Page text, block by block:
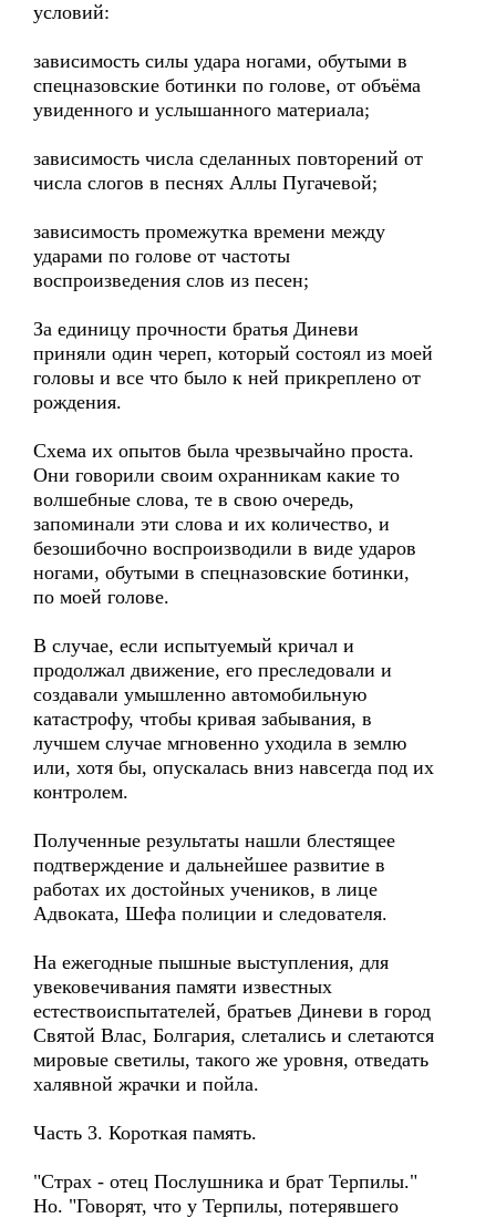
условий:
зависимость силы удара ногами, обутыми в
спецназовские ботинки по голове, от объёма
увиденного и услышанного материала;
зависимость числа сделанных повторений от
числа слогов в песнях Аллы Пугачевой;
зависимость промежутка времени между
ударами по голове от частоты
воспроизведения слов из песен;
За единицу прочности братья Диневи
приняли один череп, который состоял из моей
головы и все что было к ней прикреплено от
рождения.
Схема их опытов была чрезвычайно проста.
Они говорили своим охранникам какие то
волшебные слова, те в свою очередь,
запоминали эти слова и их количество, и
безошибочно воспроизводили в виде ударов
ногами, обутыми в спецназовские ботинки,
по моей голове.
В случае, если испытуемый кричал и
продолжал движение, его преследовали и
создавали умышленно автомобильную
катастрофу, чтобы кривая забывания, в
лучшем случае мгновенно уходила в землю
или, хотя бы, опускалась вниз навсегда под их
контролем.
Полученные результаты нашли блестящее
подтверждение и дальнейшее развитие в
работах их достойных учеников, в лице
Адвоката, Шефа полиции и следователя.
На ежегодные пышные выступления, для
увековечивания памяти известных
естествоиспытателей, братьев Диневи в город
Святой Влас, Болгария, слетались и слетаются
мировые светилы, такого же уровня, отведать
халявной жрачки и пойла.
Часть 3. Короткая память.
"Страх - отец Послушника и брат Терпилы."
Но. "Говорят, что у Терпилы, потерявшего